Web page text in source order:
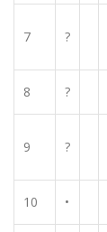
7 ?
8 ?
9 ?
10 •